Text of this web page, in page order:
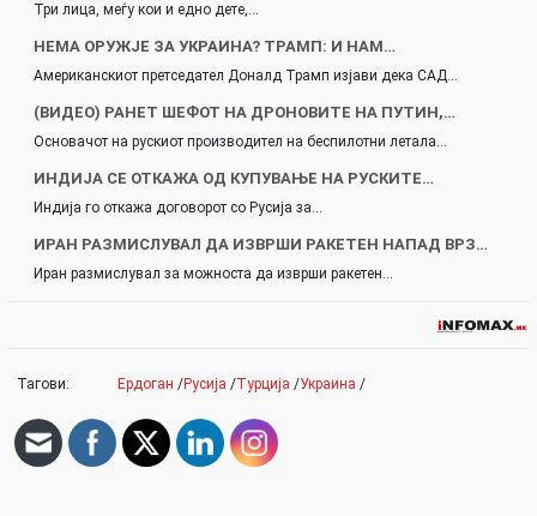
Три лица, меѓу кои и едно дете,…
НЕМА ОРУЖЈЕ ЗА УКРАИНА? ТРАМП: И НАМ…
Американскиот претседател Доналд Трамп изјави дека САД…
(ВИДЕО) РАНЕТ ШЕФОТ НА ДРОНОВИТЕ НА ПУТИН,…
Основачот на рускиот производител на беспилотни летала…
ИНДИЈА СЕ ОТКАЖА ОД КУПУВАЊЕ НА РУСКИТЕ…
Индија го откажа договорот со Русија за…
ИРАН РАЗМИСЛУВАЛ ДА ИЗВРШИ РАКЕТЕН НАПАД ВРЗ…
Иран размислувал за можноста да изврши ракетен…
Тагови: Ердоган /Русија /Турција /Украина /